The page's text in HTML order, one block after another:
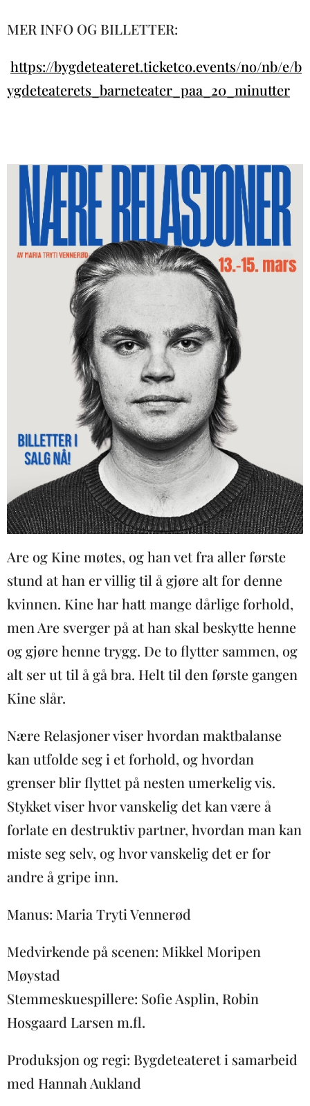
MER INFO OG BILLETTER:
https://bygdeteateret.ticketco.events/no/nb/e/b
ygdeteaterets_barneteater_paa_20_minutter
Are og Kine møtes, og han vet fra aller første
stund at han er villig til å gjøre alt for denne
kvinnen. Kine har hatt mange dårlige forhold,
men Are sverger på at han skal beskytte henne
og gjøre henne trygg. De to flytter sammen, og
alt ser ut til å gå bra. Helt til den første gangen
Kine slår.
Nære Relasjoner viser hvordan maktbalanse
kan utfolde seg i et forhold, og hvordan
grenser blir flyttet på nesten umerkelig vis.
Stykket viser hvor vanskelig det kan være å
forlate en destruktiv partner, hvordan man kan
miste seg selv, og hvor vanskelig det er for
andre å gripe inn.
Manus: Maria Tryti Vennerød
Medvirkende på scenen: Mikkel Moripen
Møystad
Stemmeskuespillere: Sofie Asplin, Robin
Hosgaard Larsen m.fl.
Produksjon og regi: Bygdeteateret i samarbeid
med Hannah Aukland